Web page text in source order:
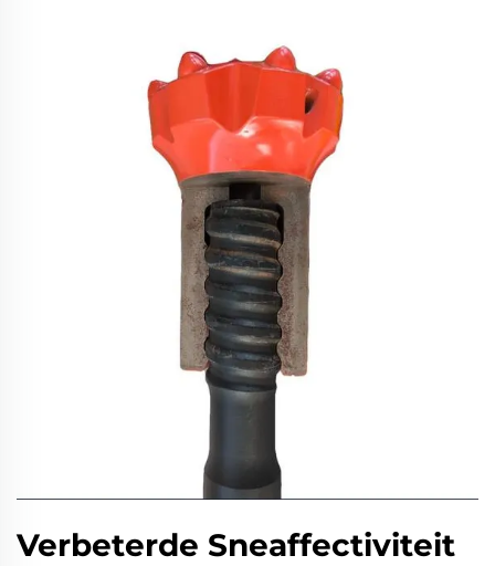
Verbeterde Sneaffectiviteit